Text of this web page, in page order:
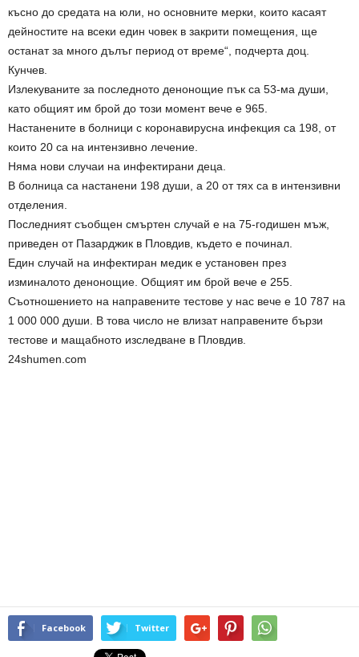
късно до средата на юли, но основните мерки, които касаят
дейностите на всеки един човек в закрити помещения, ще
останат за много дълъг период от време“, подчерта доц.
Кунчев.
Излекуваните за последното денонощие пък са 53-ма души,
като общият им брой до този момент вече е 965.
Настанените в болници с коронавирусна инфекция са 198, от
които 20 са на интензивно лечение.
Няма нови случаи на инфектирани деца.
В болница са настанени 198 души, а 20 от тях са в интензивни
отделения.
Последният съобщен смъртен случай е на 75-годишен мъж,
приведен от Пазарджик в Пловдив, където е починал.
Един случай на инфектиран медик е установен през
изминалото денонощие. Общият им брой вече е 255.
Съотношението на направените тестове у нас вече е 10 787 на
1 000 000 души. В това число не влизат направените бързи
тестове и мащабното изследване в Пловдив.
24shumen.com
Facebook Twitter